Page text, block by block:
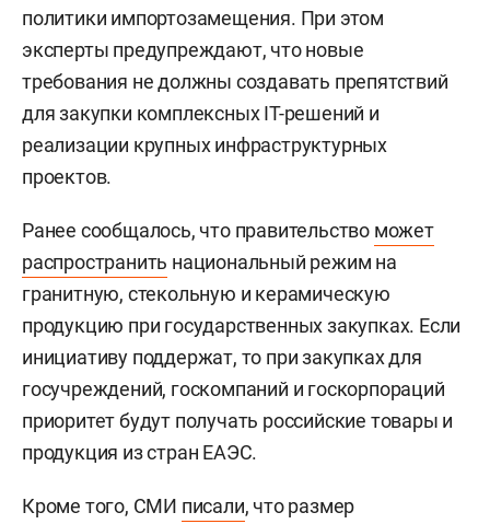
политики импортозамещения. При этом
эксперты предупреждают, что новые
требования не должны создавать препятствий
для закупки комплексных IT-решений и
реализации крупных инфраструктурных
проектов.
Ранее сообщалось, что правительство может
распространить национальный режим на
гранитную, стекольную и керамическую
продукцию при государственных закупках. Если
инициативу поддержат, то при закупках для
госучреждений, госкомпаний и госкорпораций
приоритет будут получать российские товары и
продукция из стран ЕАЭС.
Кроме того, СМИ писали, что размер